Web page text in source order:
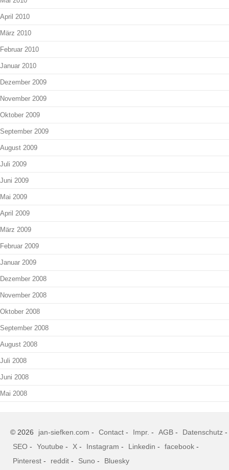
April 2010
März 2010
Februar 2010
Januar 2010
Dezember 2009
November 2009
Oktober 2009
September 2009
August 2009
Juli 2009
Juni 2009
Mai 2009
April 2009
März 2009
Februar 2009
Januar 2009
Dezember 2008
November 2008
Oktober 2008
September 2008
August 2008
Juli 2008
Juni 2008
Mai 2008
© 2026 jan-siefken.com - Contact - Impr. - AGB - Datenschutz -
SEO - Youtube - X - Instagram - Linkedin - facebook -
Pinterest - reddit - Suno - Bluesky